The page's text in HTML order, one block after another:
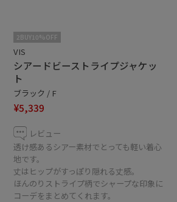
は私物になります。
プ、スタッフ、スタイリングを♡を
いただけます♩
すぐにご覧いただけますのでとても
しているので、
しいです♡
ル大阪スタッフに相談は
ップをして下さい☺︎
2BUY10%OFF
VIS
シアードビーストライプジャケッ
ト
ブラック / F
¥5,339
レビュー
透け感あるシアー素材でとっても軽い着心
地です。
丈はヒップがすっぽり隠れる丈感。
ほんのりストライプ柄でシャープな印象に
コーデをまとめてくれます。